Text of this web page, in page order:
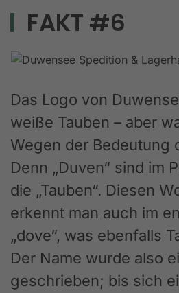
FAKT #6
Das Logo von
weiße Tauben – aber
Wegen der Bedeutung
Denn „Duven“ sind im
die „Tauben“. Diesen
erkennt man auch im
„dove“, was ebenfalls
Der Name wurde also
geschrieben; bis sich